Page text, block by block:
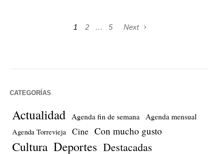
1 2 … 5 Next
CATEGORÍAS
Actualidad Agenda fin de semana Agenda mensual
Agenda Torrevieja Cine Con mucho gusto
Cultura Deportes Destacadas